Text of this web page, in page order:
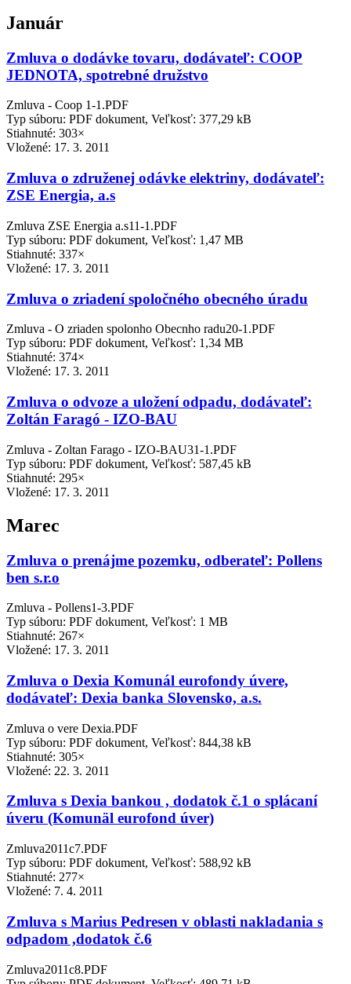
Január
Zmluva o dodávke tovaru, dodávateľ: COOP
JEDNOTA, spotrebné družstvo
Zmluva - Coop 1-1.PDF
Typ súboru: PDF dokument, Veľkosť: 377,29 kB
Stiahnuté: 303×
Vložené: 17. 3. 2011
Zmluva o združenej odávke elektriny, dodávateľ:
ZSE Energia, a.s
Zmluva ZSE Energia a.s11-1.PDF
Typ súboru: PDF dokument, Veľkosť: 1,47 MB
Stiahnuté: 337×
Vložené: 17. 3. 2011
Zmluva o zriadení spoločného obecného úradu
Zmluva - O zriaden spolonho Obecnho radu20-1.PDF
Typ súboru: PDF dokument, Veľkosť: 1,34 MB
Stiahnuté: 374×
Vložené: 17. 3. 2011
Zmluva o odvoze a uložení odpadu, dodávateľ:
Zoltán Faragó - IZO-BAU
Zmluva - Zoltan Farago - IZO-BAU31-1.PDF
Typ súboru: PDF dokument, Veľkosť: 587,45 kB
Stiahnuté: 295×
Vložené: 17. 3. 2011
Marec
Zmluva o prenájme pozemku, odberateľ: Pollens
ben s.r.o
Zmluva - Pollens1-3.PDF
Typ súboru: PDF dokument, Veľkosť: 1 MB
Stiahnuté: 267×
Vložené: 17. 3. 2011
Zmluva o Dexia Komunál eurofondy úvere,
dodávateľ: Dexia banka Slovensko, a.s.
Zmluva o vere Dexia.PDF
Typ súboru: PDF dokument, Veľkosť: 844,38 kB
Stiahnuté: 305×
Vložené: 22. 3. 2011
Zmluva s Dexia bankou , dodatok č.1 o splácaní
úveru (Komunäl eurofond úver)
Zmluva2011c7.PDF
Typ súboru: PDF dokument, Veľkosť: 588,92 kB
Stiahnuté: 277×
Vložené: 7. 4. 2011
Zmluva s Marius Pedresen v oblasti nakladania s
odpadom ,dodatok č.6
Zmluva2011c8.PDF